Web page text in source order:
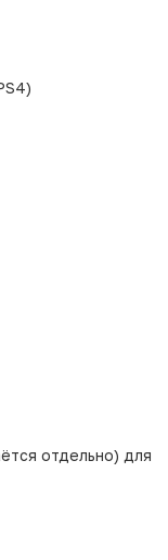
отдельно) для